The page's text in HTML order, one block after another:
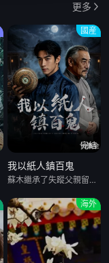
更多
國産
完結
我以紙人鎮百鬼
蘇木繼承了失蹤父親留下的白事館，本想低調紮紙維生，卻因一具流血的新娘紙人卷入了一場跨越十年的驚天陰謀。這紙人身上，竟貼着父親消失前的絕命符箓。爲了尋找父親，蘇木手持家傳羅盤，獨闖古鎮鬼婚宴，掌扇招魂神棍。深陷租界紙域大樓，反殺吸血資本家。最終踏入生人勿近的封門村，揭開百人活屍背後的血淚冤案。随着三塊羅盤碎片合一，當年的背叛者，父親的結拜兄弟王叔現身奪寶。王叔布下萬怨噬魂陣，欲将蘇木煉成殺戮傀儡。生死關頭，蘇木覺醒蘇家至高血脈，融合父親殘魂，引九霄神雷蕩平邪祟。你以爲蘇家紮的是紙，不，紮的是這世間的公道。從
海外